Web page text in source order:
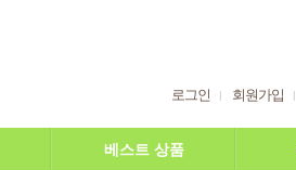
로그인 회원가입
베스트 상품